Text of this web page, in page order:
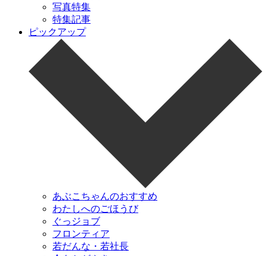
写真特集
特集記事
ピックアップ
あぶこちゃんのおすすめ
わたしへのごほうび
ぐっジョブ
フロンティア
若だんな・若社長